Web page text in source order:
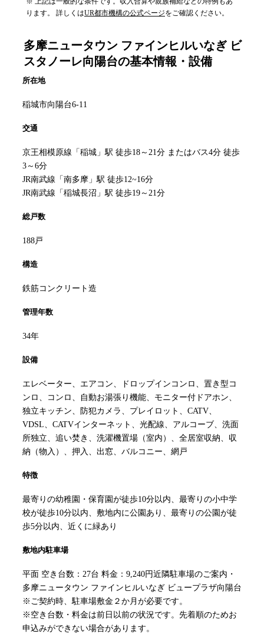
ります。 詳しくはUR都市機構の公式ページをご確認ください。
多摩ニュータウン ファインヒルいなぎ ビ
スタノーレ向陽台の基本情報・設備
所在地
稲城市向陽台6-11
交通
京王相模原線「稲城」駅 徒歩18～21分 またはバス4分 徒歩
3～6分
JR南武線「南多摩」駅 徒歩12~16分
JR南武線「稲城長沼」駅 徒歩19～21分
総戸数
188戸
構造
鉄筋コンクリート造
管理年数
34年
設備
エレベーター、エアコン、ドロップインコンロ、置き型コ
ンロ、コンロ、自動お湯張り機能、モニター付ドアホン、
独立キッチン、防犯カメラ、プレイロット、CATV、
VDSL、CATVインターネット、光配線、アルコーブ、洗面
所独立、追い焚き、洗濯機置場（室内）、全居室収納、収
納（物入）、押入、出窓、バルコニー、網戸
特徴
最寄りの幼稚園・保育園が徒歩10分以内、最寄りの小中学
校が徒歩10分以内、敷地内に公園あり、最寄りの公園が徒
歩5分以内、近くに緑あり
敷地内駐車場
平面 空き台数：27台 料金：9,240円近隣駐車場のご案内・
多摩ニュータウン ファインヒルいなぎ ビュープラザ向陽台
※ご契約時、駐車場敷金２か月が必要です。
※空き台数・料金は前日以前の状況です。先着順のためお
申込みができない場合があります。